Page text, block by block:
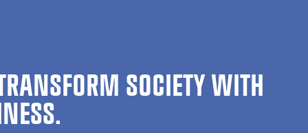
SOCIETY WITH